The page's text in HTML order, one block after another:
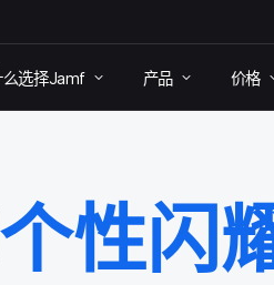
么​选择Jamf 产品 价格
个性​闪